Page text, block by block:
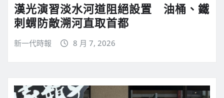
漢光演習淡水河道阻絕設置 油桶、鐵
刺蝟防敵溯河直取首都
新一代時報 8 月 7, 2026